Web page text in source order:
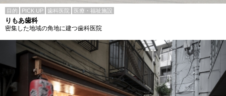
目的 PICK UP 歯科医院 医療・福祉施設
りもあ歯科
密集した地域の角地に建つ歯科医院